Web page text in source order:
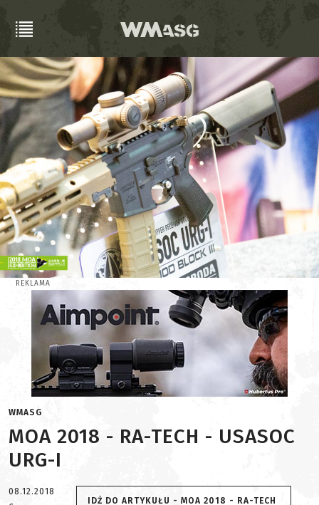
REKLAMA
WMASG
MOA 2018 - RA-TECH - USASOC
URG-I
08.12.2018
IDŹ DO ARTYKUŁU - MOA 2018 - RA-TECH